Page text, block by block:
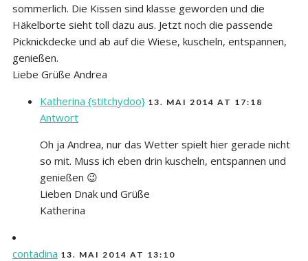
sommerlich. Die Kissen sind klasse geworden und die
Häkelborte sieht toll dazu aus. Jetzt noch die passende
Picknickdecke und ab auf die Wiese, kuscheln, entspannen,
genießen.
Liebe Grüße Andrea
Katherina {stitchydoo} 13. MAI 2014 AT 17:18
Antwort
Oh ja Andrea, nur das Wetter spielt hier gerade nicht
so mit. Muss ich eben drin kuscheln, entspannen und
genießen 😉
Lieben Dnak und Grüße
Katherina
contadina 13. MAI 2014 AT 13:10